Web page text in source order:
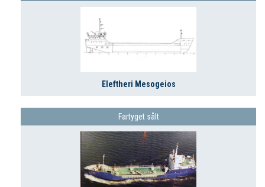
Eleftheri Mesogeios
Fartyget sålt